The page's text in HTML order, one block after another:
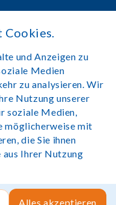
vorbehalten.
Cookies.
und Anzeigen zu
Medien
zu analysieren. Wir
Nutzung unserer
soziale Medien,
möglicherweise mit
die Sie ihnen
Ihrer Nutzung
Alles akzeptieren